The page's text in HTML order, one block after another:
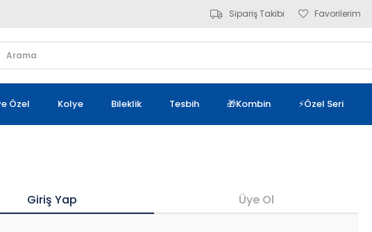
Sipariş Takibi Favorilerim
Özel Kolye Bileklik Tesbih 🎁Kombin ⚡Özel Seri
Giriş Yap Üye Ol